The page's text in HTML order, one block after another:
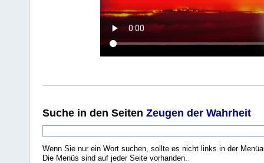
Suche in den Seiten Zeugen der Wahrheit
Wenn Sie nur ein Wort suchen, sollte es nicht links in der
Die Menüs sind auf jeder Seite vorhanden.